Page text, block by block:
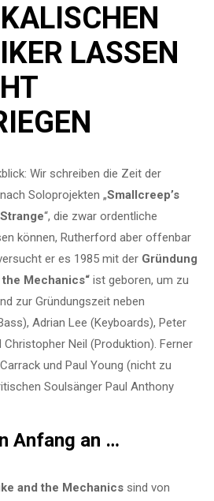
LASSEN
Wir schreiben die Zeit der
Soloprojekten „Smallcreep’s
“, die zwar ordentliche
können, Rutherford aber offenbar
er es 1985 mit der Gründung
Mechanics“ ist geboren, um zu
zur Gründungszeit neben
Adrian Lee (Keyboards), Peter
Neil (Produktion). Ferner
und Paul Young (nicht zu
Soulsänger Paul Anthony
Anfang an …
and the Mechanics sind von